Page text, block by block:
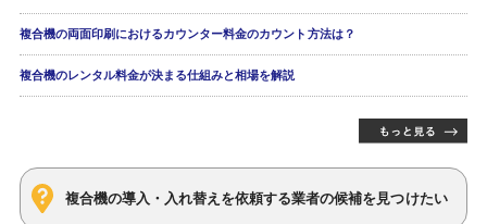
複合機の両面印刷におけるカウンター料金のカウント方法は？
複合機のレンタル料金が決まる仕組みと相場を解説
複合機の導入・入れ替えを依頼する業者の候補を見つけたい